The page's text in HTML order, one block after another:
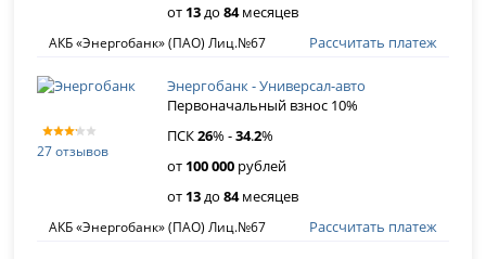
от 13до84месяцев
АКБ «Энергобанк» (ПАО) Лиц.№67 Рассчитать платеж
27 отзывов
Энергобанк - Универсал-авто
Первоначальный взнос 10%
ПСК26% -34.2%
от 100 000 рублей
от 13до84месяцев
АКБ «Энергобанк» (ПАО) Лиц.№67 Рассчитать платеж